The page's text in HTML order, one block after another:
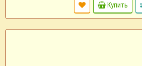
Купить